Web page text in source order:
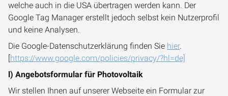
welche auch in die USA übertragen werden kann. Der
Google Tag Manager erstellt jedoch selbst kein Nutzerprofil
und keine Analysen.
Die Google-Datenschutzerklärung finden Sie hier.
[https://www.google.com/policies/privacy/?hl=de]
l) Angebotsformular für Photovoltaik
Wir stellen Ihnen auf unserer Webseite ein Formular zur